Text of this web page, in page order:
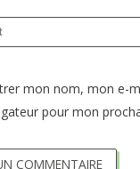
mon nom, mon e-
pour mon